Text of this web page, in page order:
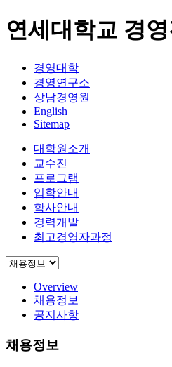
연세대학교 경
경영대학
경영연구소
상남경영원
English
Sitemap
대학원소개
교수진
프로그램
입학안내
학사안내
경력개발
최고경영자과정
Overview
채용정보
공지사항
채용정보